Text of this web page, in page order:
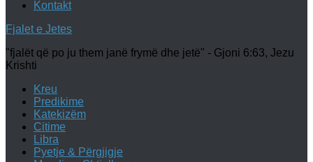
Kontakt
Fjalet e Jetes
"fjalët që po ju them janë frymë dhe jetë" - Gjoni 6:63, Jezu
Krishti
Kreu
Predikime
Katekizëm
Citime
Libra
Pyetje & Përgjigje